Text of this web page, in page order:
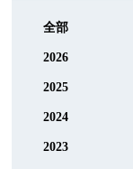
全部
2026
2025
2024
2023